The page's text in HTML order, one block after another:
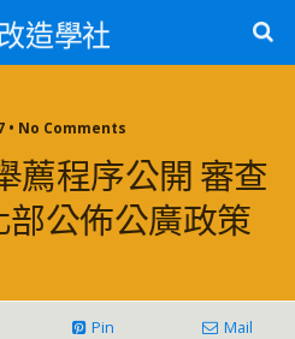
造學社
2013-01-07 • No Comments
薦程序公開 審查
公佈公廣政策
Pin Mail